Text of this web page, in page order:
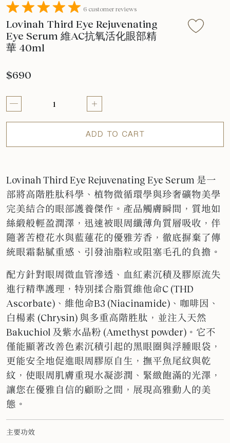
6 customer reviews
Lovinah Third Eye Rejuvenating
Eye Serum 維AC抗氧活化眼部精
華 40ml
$690
ADD TO CART
Lovinah Third Eye Rejuvenating Eye Serum 是一
部將高階胜肽科學、植物微循環學與珍奢礦物美學
完美結合的眼部護養傑作。產品觸膚瞬間，質地如
絲緞般輕盈潤澤，迅速被眼周纖薄角質層吸收，伴
隨著苦橙花水與藍蓮花的優雅芳香，徹底摒棄了傳
統眼霜黏膩重感、引發油脂粒或阻塞毛孔的負擔。
配方針對眼周微血管滲透、血紅素沉積及膠原流失
進行精準護理，特別揉合脂質維他命C (THD
Ascorbate)、維他命B3 (Niacinamide)、咖啡因、
白楊素 (Chrysin) 與多重高階胜肽，並注入天然
Bakuchiol 及紫水晶粉 (Amethyst powder)。它不
僅能顯著改善色素沉積引起的黑眼圈與浮腫眼袋，
更能安全地促進眼周膠原自生，撫平魚尾紋與乾
紋，使眼周肌膚重現水凝澎潤、緊緻飽滿的光澤，
讓您在優雅自信的顧盼之間，展現高雅動人的美
態。
主要功效